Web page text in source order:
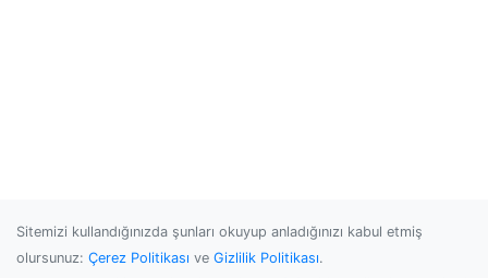
Sitemizi kullandığınızda şunları okuyup anladığınızı kabul etmiş
olursunuz: Çerez Politikası ve Gizlilik Politikası.